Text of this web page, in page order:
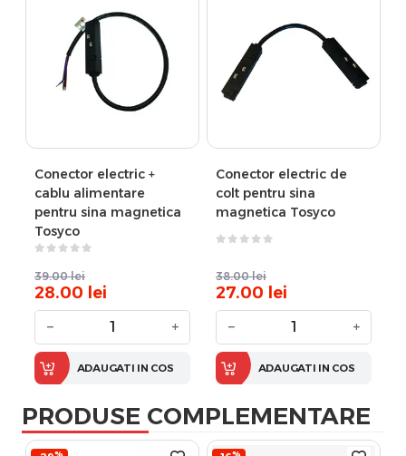
Conector electric +
cablu alimentare
pentru sina magnetica
Tosyco
39.00 lei
28.00 lei
− +
ADAUGATI IN COS
Conector electric de
colt pentru sina
magnetica Tosyco
38.00 lei
27.00 lei
− +
ADAUGATI IN COS
PRODUSE COMPLEMENTARE